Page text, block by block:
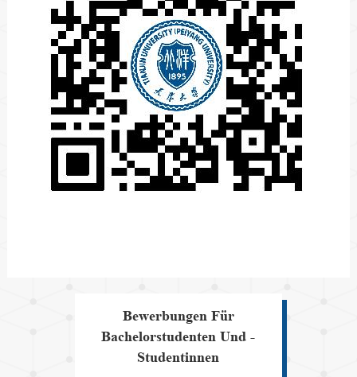
Bewerbungen Für
Bachelorstudenten Und -
Studentinnen